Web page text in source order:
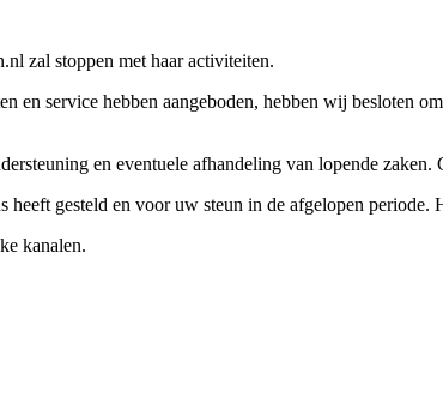
zal stoppen met haar activiteiten.
en service hebben aangeboden, hebben wij besloten
en eventuele afhandeling van lopende
gesteld en voor uw steun in de afgelopen periode.
kanalen.